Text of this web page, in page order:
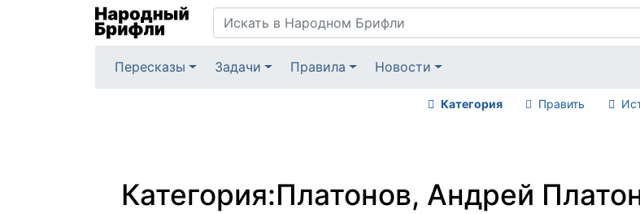
Пересказы Задачи Правила Новости
Категория Править
Категория:Платонов, Андрей